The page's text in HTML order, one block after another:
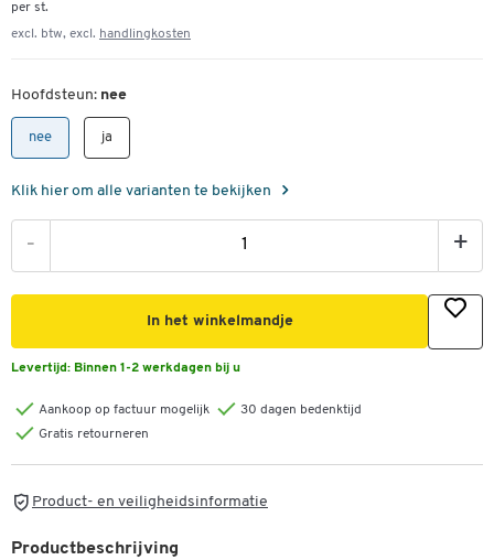
per st.
excl. btw, excl. handlingkosten
Hoofdsteun: nee
nee ja
Klik hier om alle varianten te bekijken
- +
In het winkelmandje
Levertijd: Binnen 1-2 werkdagen bij u
Aankoop op factuur mogelijk
30 dagen bedenktijd
Gratis retourneren
Product- en veiligheidsinformatie
Productbeschrijving